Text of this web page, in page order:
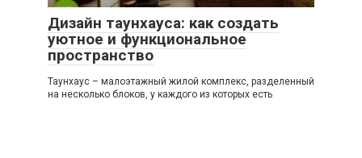
Дизайн таунхауса: как создать
уютное и функциональное
пространство
Таунхаус – малоэтажный жилой комплекс, разделенный
на несколько блоков, у каждого из которых есть